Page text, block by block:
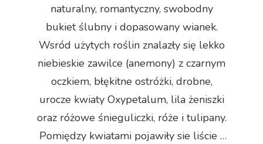
naturalny, romantyczny, swobodny
bukiet ślubny i dopasowany wianek.
Wsród użytych roślin znalazły się lekko
niebieskie zawilce (anemony) z czarnym
oczkiem, błękitne ostróżki, drobne,
urocze kwiaty Oxypetalum, lila żeniszki
oraz różowe śnieguliczki, róże i tulipany.
Pomiędzy kwiatami pojawiły sie liście …